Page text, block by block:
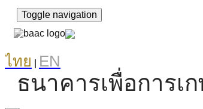
Toggle navigation
ไทย EN
ธนาคารเพื่อการเ